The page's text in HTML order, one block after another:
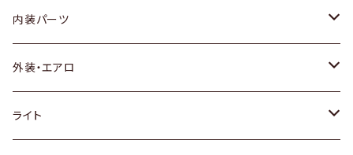
内装パーツ
トヨタ
ホンダ
外装・エアロ
トヨタ
ライト